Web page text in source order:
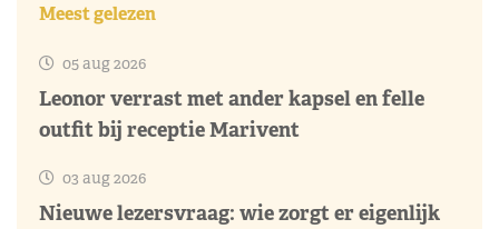
Meest gelezen
05 aug 2026
Leonor verrast met ander kapsel en felle
outfit bij receptie Marivent
03 aug 2026
Nieuwe lezersvraag: wie zorgt er eigenlijk